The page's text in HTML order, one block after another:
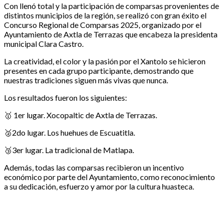
Con llenó total y la participación de comparsas provenientes de
distintos municipios de la región, se realizó con gran éxito el
Concurso Regional de Comparsas 2025, organizado por el
Ayuntamiento de Axtla de Terrazas que encabeza la presidenta
municipal Clara Castro.
La creatividad, el color y la pasión por el Xantolo se hicieron
presentes en cada grupo participante, demostrando que
nuestras tradiciones siguen más vivas que nunca.
Los resultados fueron los siguientes:
🥇 1er lugar. Xocopaltic de Axtla de Terrazas.
🥈2do lugar. Los huehues de Escuatitla.
🥉3er lugar. La tradicional de Matlapa.
Además, todas las comparsas recibieron un incentivo
económico por parte del Ayuntamiento, como reconocimiento
a su dedicación, esfuerzo y amor por la cultura huasteca.